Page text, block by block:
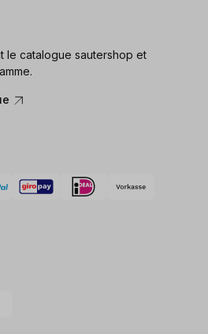
le catalogue sautershop et